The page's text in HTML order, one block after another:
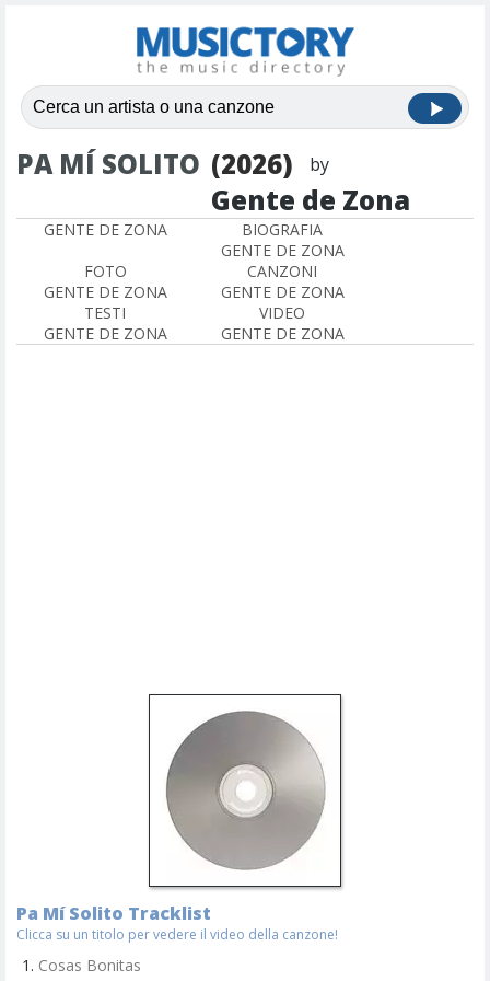
PA MÍ SOLITO (2026) by
Gente de Zona
GENTE DE ZONA
BIOGRAFIA
GENTE DE ZONA
FOTO
GENTE DE ZONA
CANZONI
GENTE DE ZONA
TESTI
GENTE DE ZONA
VIDEO
GENTE DE ZONA
Pa Mí Solito Tracklist
Clicca su un titolo per vedere il video della canzone!
Cosas Bonitas